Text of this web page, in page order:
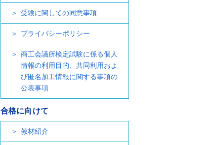
受験に関しての同意事項
プライバシーポリシー
商工会議所検定試験に係る個人
情報の利用目的、共同利用およ
び匿名加工情報に関する事項の
公表事項
合格に向けて
教材紹介